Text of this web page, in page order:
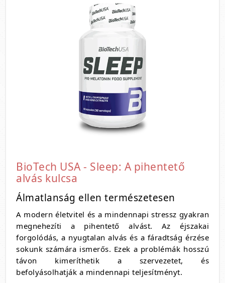
BioTech USA - Sleep: A pihentető
alvás kulcsa
Álmatlanság ellen természetesen
A modern életvitel és a mindennapi stressz gyakran
megnehezíti a pihentető alvást. Az éjszakai
forgolódás, a nyugtalan alvás és a fáradtság érzése
sokunk számára ismerős. Ezek a problémák hosszú
távon kimeríthetik a szervezetet, és
befolyásolhatják a mindennapi teljesítményt.